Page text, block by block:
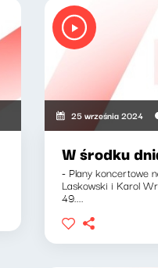
25 września 2024
W środku
- Plany koncertowe
Laskowski i Karol
49....